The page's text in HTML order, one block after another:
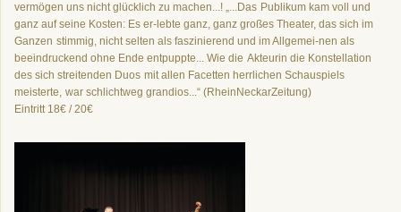
vermögen uns nicht glücklich zu machen...! „...Das Publikum kam voll und
ganz auf seine Kosten: Es er- lebte ganz, ganz großes Theater, das sich im
Ganzen stimmig, nicht selten als faszinierend und im Allgemei-nen als
beeindruckend ohne Ende entpuppte... Wie die Akteurin die Konstellation
des sich streitenden Duos mit allen Facetten herrlichen Schauspiels
meisterte, war schlichtweg grandios...“ (RheinNeckarZeitung)
Eintritt 18€ / 20€